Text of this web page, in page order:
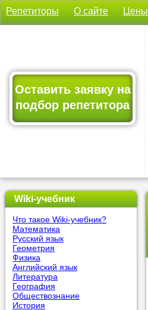
Репетиторы О сайте Цены
Оставить заявку на
подбор репетитора
Wiki-учебник
Что такое Wiki-учебник?
Математика
Русский язык
Геометрия
Физика
Английский язык
Литература
География
Обществознание
История